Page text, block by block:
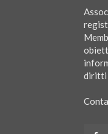
diritti